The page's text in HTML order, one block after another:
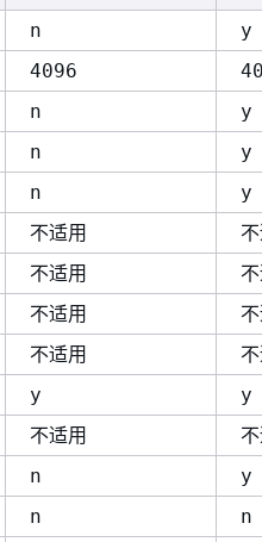
n y
4096
n y
n y
n y
不适用
不适用
不适用
不适用
y y
不适用
n y
n n